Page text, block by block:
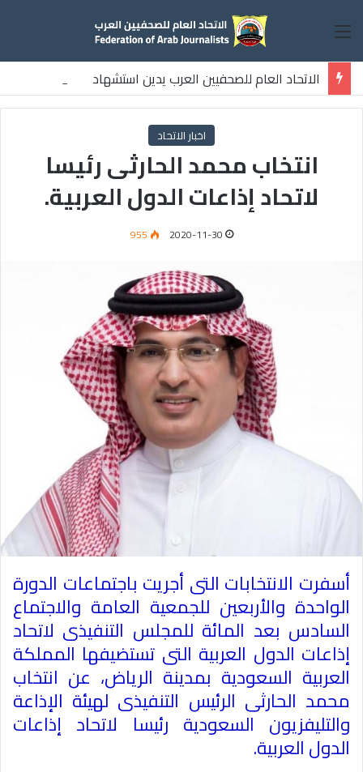
القائمة
الاتحاد العام للصحفيين العرب يدين استشهاد
ثلاثة صحفيين فلسطينيين باستهداف إسرائيلي وسط قطاع غزة
اخبار الاتحاد
انتخاب محمد الحارثى رئيسا
لاتحاد إذاعات الدول العربية.
2020-11-30
955
أسفرت الانتخابات التى أجريت باجتماعات الدورة
الواحدة والأربعين للجمعية العامة والاجتماع
‏السادس بعد المائة للمجلس التنفيذى لاتحاد
إذاعات الدول العربية التى تستضيفها المملكة
العربية السعودية بمدينة الرياض، عن انتخاب
محمد الحارثى الرئيس التنفيذى لهيئة الإذاعة
والتليفزيون السعودية رئيسا لاتحاد إذاعات
الدول العربية.